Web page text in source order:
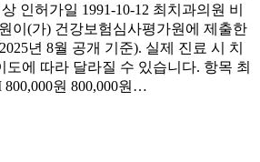
인허가일 1991-10-12 최치과의원 비
이(가) 건강보험심사평가원에 제출한
년 8월 공개 기준). 실제 진료 시 치
도에 따라 달라질 수 있습니다. 항목 최
원 800,000원…